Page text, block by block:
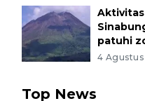
patuhi
4
Top News